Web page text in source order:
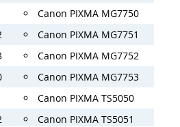
Canon PIXMA MG7750
Canon PIXMA MG7751
Canon PIXMA MG7752
Canon PIXMA MG7753
Canon PIXMA TS5050
Canon PIXMA TS5051